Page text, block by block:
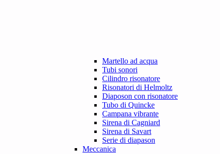
Martello ad acqua
Tubi sonori
Cilindro risonatore
Risonatori di Helmoltz
Diaposon con risonatore
Tubo di Quincke
Campana vibrante
Sirena di Cagniard
Sirena di Savart
Serie di diapason
Meccanica